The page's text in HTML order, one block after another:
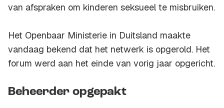
van afspraken om kinderen seksueel te misbruiken.
Het Openbaar Ministerie in Duitsland maakte
vandaag bekend dat het netwerk is opgerold. Het
forum werd aan het einde van vorig jaar opgericht.
Beheerder opgepakt